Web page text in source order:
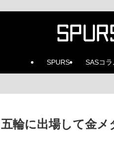
SPURS SASコラ
輪に出場して金メ